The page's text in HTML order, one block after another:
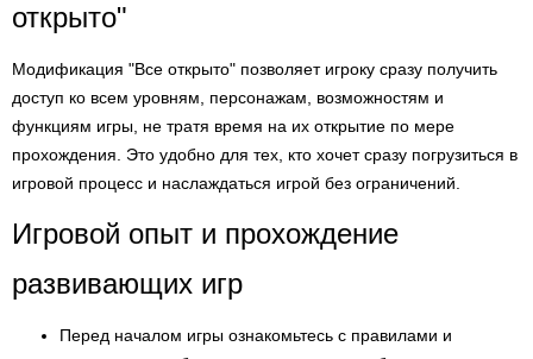
открыто"
Модификация "Все открыто" позволяет игроку сразу получить
доступ ко всем уровням, персонажам, возможностям и
функциям игры, не тратя время на их открытие по мере
прохождения. Это удобно для тех, кто хочет сразу погрузиться в
игровой процесс и наслаждаться игрой без ограничений.
Игровой опыт и прохождение
развивающих игр
Перед началом игры ознакомьтесь с правилами и